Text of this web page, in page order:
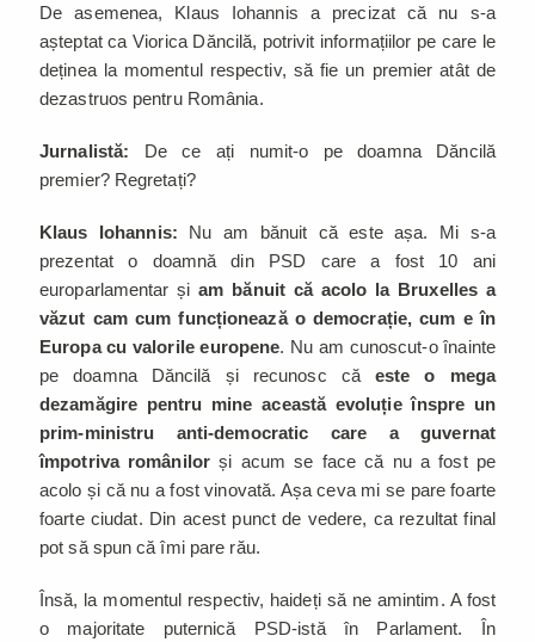
De asemenea, Klaus Iohannis a precizat că nu s-a
așteptat ca Viorica Dăncilă, potrivit informațiilor pe care le
deținea la momentul respectiv, să fie un premier atât de
dezastruos pentru România.
Jurnalistă: De ce ați numit-o pe doamna Dăncilă
premier? Regretați?
Klaus Iohannis: Nu am bănuit că este așa. Mi s-a
prezentat o doamnă din PSD care a fost 10 ani
europarlamentar și am bănuit că acolo la Bruxelles a
văzut cam cum funcționează o democrație, cum e în
Europa cu valorile europene. Nu am cunoscut-o înainte
pe doamna Dăncilă și recunosc că este o mega
dezamăgire pentru mine această evoluție înspre un
prim-ministru anti-democratic care a guvernat
împotriva românilor și acum se face că nu a fost pe
acolo și că nu a fost vinovată. Așa ceva mi se pare foarte
foarte ciudat. Din acest punct de vedere, ca rezultat final
pot să spun că îmi pare rău.
Însă, la momentul respectiv, haideți să ne amintim. A fost
o majoritate puternică PSD-istă în Parlament. În